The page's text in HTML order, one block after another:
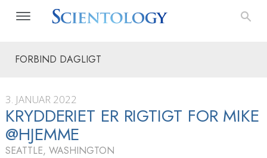
FORBIND DAGLIGT
3. JANUAR 2022
KRYDDERIET ER RIGTIGT FOR MIKE
@HJEMME
SEATTLE, WASHINGTON